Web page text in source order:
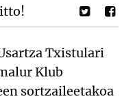
Txistulari
Klub
sortzaileetakoa